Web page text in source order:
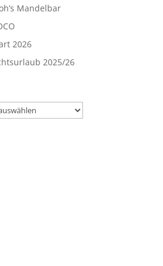
Mandelbar
2026
2025/26